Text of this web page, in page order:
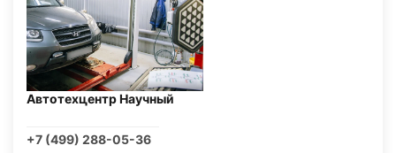
Автотехцентр Научный
+7 (499) 288-05-36